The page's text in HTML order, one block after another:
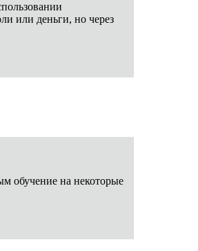
или деньги, но через
обучение на некоторые